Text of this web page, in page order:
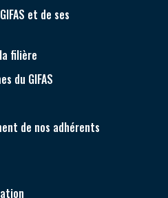
et de ses
filière
du GIFAS
de nos adhérents